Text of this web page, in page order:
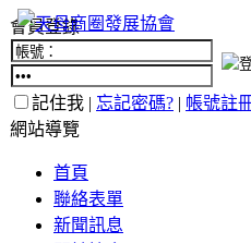
會員登錄
記住我 | 忘記密碼? | 帳號註
網站導覽
首頁
聯絡表單
新聞訊息